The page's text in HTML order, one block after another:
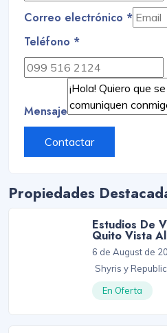
Correo electrónico *
Teléfono *
Mensaje
Contactar
Propiedades
Estudios De
Quito Vista
6 de August de
Shyris y
En Oferta